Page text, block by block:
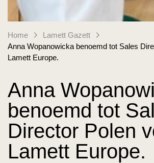
Home
Lamett Gazett
Anna Wopanowicka benoemd tot Sales
Lamett Europe.
Anna
benoemd tot
Director Polen
Lamett Europe.